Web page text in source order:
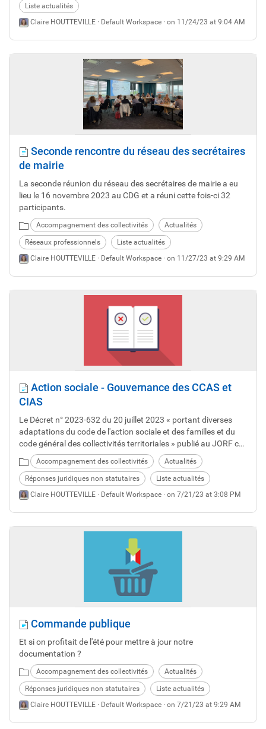
Liste actualités
Claire HOUTTEVILLE · Default Workspace · on 11/24/23 at 9:04 AM
Seconde rencontre du réseau des secrétaires
de mairie
La seconde réunion du réseau des secrétaires de mairie a eu
lieu le 16 novembre 2023 au CDG et a réuni cette fois-ci 32
participants.
Accompagnement des collectivités Actualités
Réseaux professionnels
Liste actualités
Claire HOUTTEVILLE · Default Workspace · on 11/27/23 at 9:29 AM
Action sociale - Gouvernance des CCAS et
CIAS
Le Décret n° 2023-632 du 20 juillet 2023 « portant diverses
adaptations du code de l'action sociale et des familles et du
code général des collectivités territoriales » publié au JORF ce
21 juillet 2023 vient, à la suite de loi 3DS (qui avait notamment
procédé à la réécriture des articles L.123-4-1 et L.123-6),
toiletter les modes de gouvernance des CCAS et CIAS.
Accompagnement des collectivités Actualités
Réponses juridiques non statutaires
Liste actualités
Claire HOUTTEVILLE · Default Workspace · on 7/21/23 at 3:08 PM
Commande publique
Et si on profitait de l'été pour mettre à jour notre
documentation ?
Accompagnement des collectivités Actualités
Réponses juridiques non statutaires
Liste actualités
Claire HOUTTEVILLE · Default Workspace · on 7/21/23 at 9:29 AM